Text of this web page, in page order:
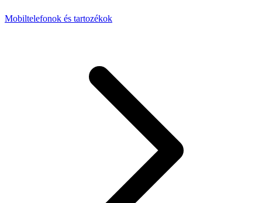
Mobiltelefonok és tartozékok